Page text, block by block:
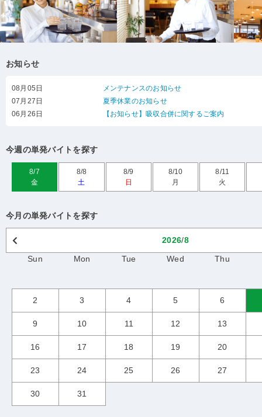
お知らせ
08月05日
メンテナンスのお知らせ
07月27日
夏季休業のお知らせ
06月26日
【お知らせ】吸収合併に関するご案内
今週の単発バイトを探す
8/7
金
8/8
土
8/9
日
8/10
月
8/11
火
今月の単発バイトを探す
2026/8
Sun
Mon Tue Wed Thu
2 3 4 5 6
9 10 11 12 13
16 17 18 19 20
23 24 25 26 27
30 31